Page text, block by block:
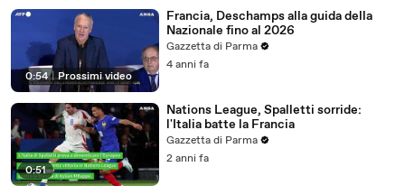
0:54 | Prossimi video
Francia, Deschamps alla guida della
Nazionale fino al 2026
Gazzetta di Parma
4 anni fa
0:51
Nations League, Spalletti sorride:
l'Italia batte la Francia
Gazzetta di Parma
2 anni fa